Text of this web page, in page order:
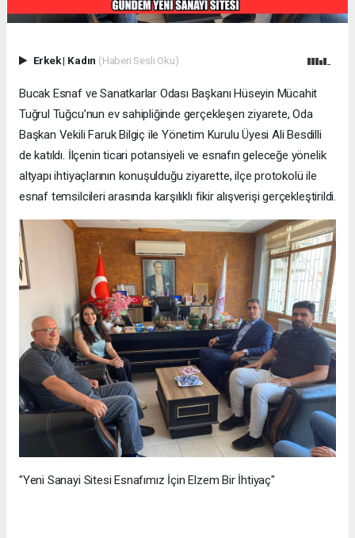
Erkek| Kadın (Haberi Sesli Oku)
Bucak Esnaf ve Sanatkarlar Odası Başkanı Hüseyin Mücahit
Tuğrul Tuğcu’nun ev sahipliğinde gerçekleşen ziyarete, Oda
Başkan Vekili Faruk Bilgiç ile Yönetim Kurulu Üyesi Ali Besdilli
de katıldı. İlçenin ticari potansiyeli ve esnafın geleceğe yönelik
altyapı ihtiyaçlarının konuşulduğu ziyarette, ilçe protokolü ile
esnaf temsilcileri arasında karşılıklı fikir alışverişi gerçekleştirildi.
"Yeni Sanayi Sitesi Esnafımız İçin Elzem Bir İhtiyaç"